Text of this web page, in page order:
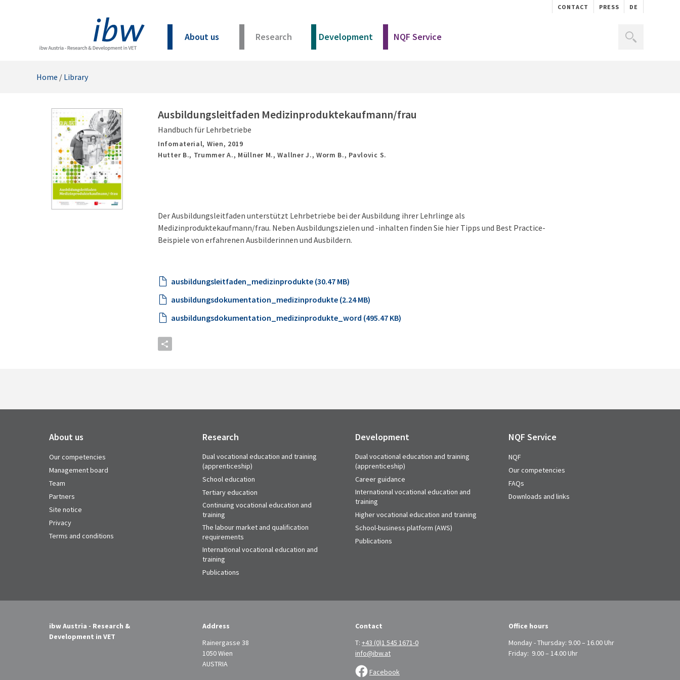
CONTACT PRESS DE
About us Research Development NQF Service
Home / Library
Ausbildungsleitfaden Medizinproduktekaufmann/frau
Handbuch für Lehrbetriebe
Infomaterial, Wien, 2019
Hutter B., Trummer A., Müllner M., Wallner J., Worm B., Pavlovic S.
Der Ausbildungsleitfaden unterstützt Lehrbetriebe bei der Ausbildung ihrer Lehrlinge als
Medizinproduktekaufmann/frau. Neben Ausbildungszielen und -inhalten finden Sie hier Tipps und Best Practice-
Beispiele von erfahrenen Ausbilderinnen und Ausbildern.
ausbildungsleitfaden_medizinprodukte (30.47 MB)
ausbildungsdokumentation_medizinprodukte (2.24 MB)
ausbildungsdokumentation_medizinprodukte_word (495.47 KB)
About us
Our competencies
Management board
Team
Partners
Site notice
Privacy
Terms and conditions
Research
Dual vocational education and training
(apprenticeship)
School education
Tertiary education
Continuing vocational education and
training
The labour market and qualification
requirements
International vocational education and
training
Publications
Development
Dual vocational education and training
(apprenticeship)
Career guidance
International vocational education and
training
Higher vocational education and training
School-business platform (AWS)
Publications
NQF Service
NQF
Our competencies
FAQs
Downloads and links
ibw Austria - Research &
Development in VET
Address
Rainergasse 38
1050 Wien
AUSTRIA
Contact
T: +43 (0)1 545 1671-0
info@ibw.at
Facebook
Office hours
Monday - Thursday: 9.00 – 16.00 Uhr
Friday: 9.00 – 14.00 Uhr